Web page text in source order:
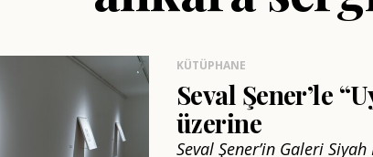
KÜTÜPHANE
Seval Şener’le
üzerine
Seval Şener’in Galeri